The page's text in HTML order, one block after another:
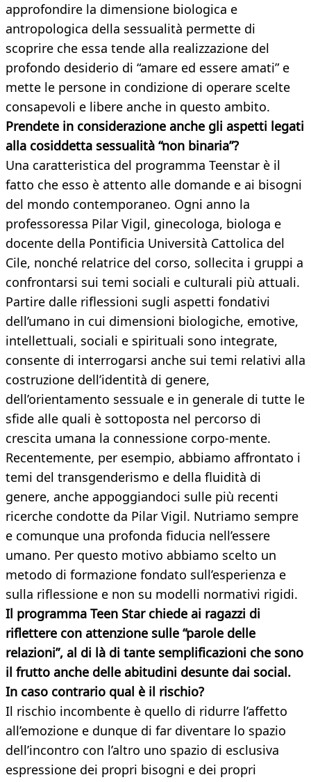
approfondire la dimensione biologica e
antropologica della sessualità permette di
scoprire che essa tende alla realizzazione del
profondo desiderio di “amare ed essere amati” e
mette le persone in condizione di operare scelte
consapevoli e libere anche in questo ambito.
Prendete in considerazione anche gli aspetti legati
alla cosiddetta sessualità “non binaria”?
Una caratteristica del programma Teenstar è il
fatto che esso è attento alle domande e ai bisogni
del mondo contemporaneo. Ogni anno la
professoressa Pilar Vigil, ginecologa, biologa e
docente della Pontificia Università Cattolica del
Cile, nonché relatrice del corso, sollecita i gruppi a
confrontarsi sui temi sociali e culturali più attuali.
Partire dalle riflessioni sugli aspetti fondativi
dell’umano in cui dimensioni biologiche, emotive,
intellettuali, sociali e spirituali sono integrate,
consente di interrogarsi anche sui temi relativi alla
costruzione dell’identità di genere,
dell’orientamento sessuale e in generale di tutte le
sfide alle quali è sottoposta nel percorso di
crescita umana la connessione corpo-mente.
Recentemente, per esempio, abbiamo affrontato i
temi del transgenderismo e della fluidità di
genere, anche appoggiandoci sulle più recenti
ricerche condotte da Pilar Vigil. Nutriamo sempre
e comunque una profonda fiducia nell’essere
umano. Per questo motivo abbiamo scelto un
metodo di formazione fondato sull’esperienza e
sulla riflessione e non su modelli normativi rigidi.
Il programma Teen Star chiede ai ragazzi di
riflettere con attenzione sulle “parole delle
relazioni”, al di là di tante semplificazioni che sono
il frutto anche delle abitudini desunte dai social.
In caso contrario qual è il rischio?
Il rischio incombente è quello di ridurre l’affetto
all’emozione e dunque di far diventare lo spazio
dell’incontro con l’altro uno spazio di esclusiva
espressione dei propri bisogni e dei propri